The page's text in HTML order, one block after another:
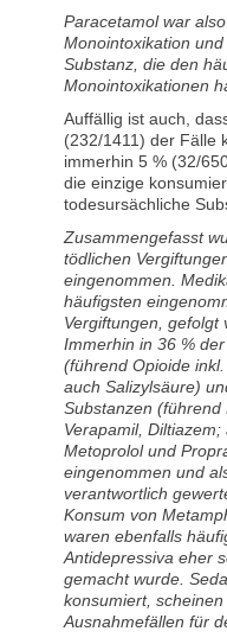
Paracetamol war
Monointoxikation
Substanz, die den
Monointoxikationen
Auffällig ist auch,
(232/1411) der Fälle
immerhin 5 % (32/
die einzige
todesursächliche
Zusammengefasst
tödlichen
eingenommen.
häufigsten
Vergiftungen, gefolgt
Immerhin in 36 %
(führend Opioide
auch Salizylsäure)
Substanzen (führend
Verapamil,
Metoprolol und
eingenommen und
verantwortlich
Konsum von
waren ebenfalls
Antidepressiva eher
gemacht wurde.
konsumiert,
Ausnahmefällen für